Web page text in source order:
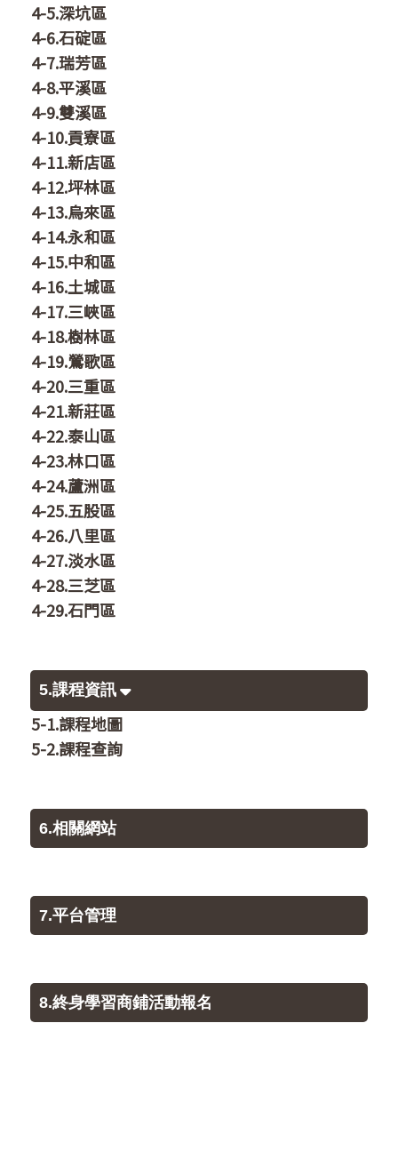
4-5.深坑區
4-6.石碇區
4-7.瑞芳區
4-8.平溪區
4-9.雙溪區
4-10.貢寮區
4-11.新店區
4-12.坪林區
4-13.烏來區
4-14.永和區
4-15.中和區
4-16.土城區
4-17.三峽區
4-18.樹林區
4-19.鶯歌區
4-20.三重區
4-21.新莊區
4-22.泰山區
4-23.林口區
4-24.蘆洲區
4-25.五股區
4-26.八里區
4-27.淡水區
4-28.三芝區
4-29.石門區
5.課程資訊
5-1.課程地圖
5-2.課程查詢
6.相關網站
7.平台管理
8.終身學習商鋪活動報名